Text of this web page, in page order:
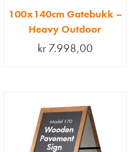
100x140cm Gatebukk –
Heavy Outdoor
kr7.998,00